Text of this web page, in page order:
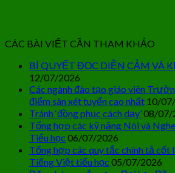
CÁC BÀI VIẾT CẦN THAM KHẢO
BÍ QUYẾT ĐỌC DIỄN CẢM VÀ
12/07/2026
Các ngành đào tạo giáo viên
điểm sàn xét tuyển cao nhất 10/
Tránh ‘đồng phục cách dạy’08/07/
Tổng hợp các kỹ năng Nói và
Tiểu học 06/07/2026
Tổng hợp các quy tắc chính tả
Tiếng Việt tiểu học 05/07/2026